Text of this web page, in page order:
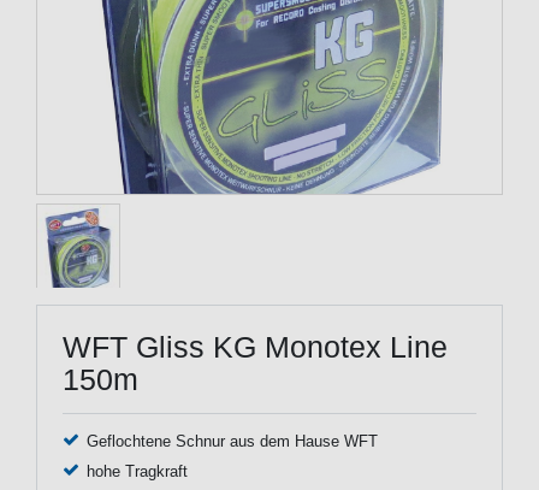
WFT Gliss KG Monotex Line
150m
Geflochtene Schnur aus dem Hause WFT
hohe Tragkraft